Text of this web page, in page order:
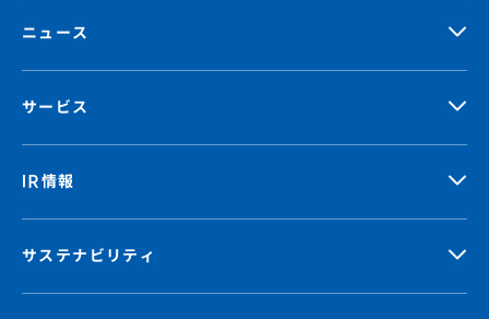
ニュース
サービス
IR情報
サステナビリティ